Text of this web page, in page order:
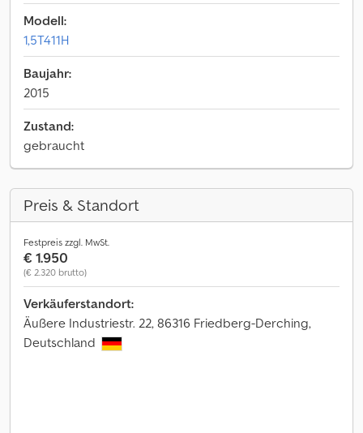
Modell:
1,5T411H
Baujahr:
2015
Zustand:
gebraucht
Preis & Standort
Festpreis zzgl. MwSt.
€ 1.950
(€ 2.320 brutto)
Verkäuferstandort:
Äußere Industriestr. 22, 86316 Friedberg-Derching,
Deutschland